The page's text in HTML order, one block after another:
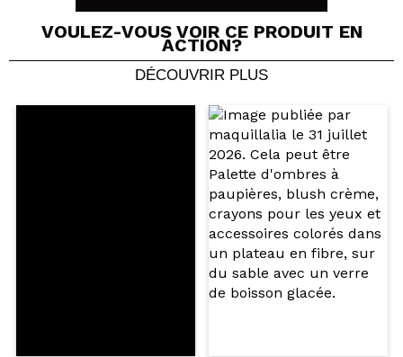
Partager une vidéo ou une photo
Votre vidéo pourrait être la première. Imaginez...
Recommandez-vous cet achat? Oui Non
5/5
ENVOYER
VOULEZ-VOUS VOIR CE PRODUIT EN
ACTION?
DÉCOUVRIR PLUS